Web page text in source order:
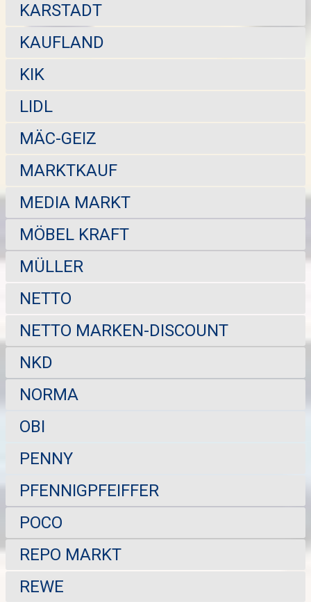
KARSTADT
KAUFLAND
KIK
LIDL
MÄC-GEIZ
MARKTKAUF
MEDIA MARKT
MÖBEL KRAFT
MÜLLER
NETTO
NETTO MARKEN-DISCOUNT
NKD
NORMA
OBI
PENNY
PFENNIGPFEIFFER
POCO
REPO MARKT
REWE